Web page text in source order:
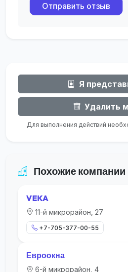
Отправить отзыв
Я
Удалить
Для выполнения действий
Похожие компании
VEKA
11-й микрорайон, 27
+7-705-377-00-55
Евроокна
6-й микрорайон, 4